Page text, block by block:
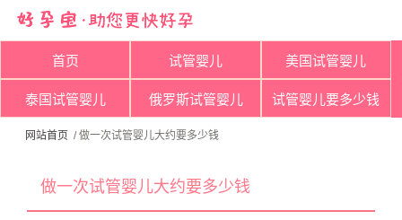
首页 试管婴儿 美国试管婴儿
泰国试管婴儿 俄罗斯试管婴儿 试管婴儿要多少钱
网站首页 / 做一次试管婴儿大约要多少钱
做一次试管婴儿大约要多少钱